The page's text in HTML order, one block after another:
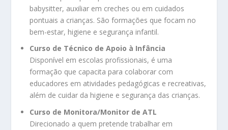
babysitter, auxiliar em creches ou em cuidados
pontuais a crianças. São formações que focam no
bem-estar, higiene e segurança infantil.
Curso de Técnico de Apoio à Infância
Disponível em escolas profissionais, é uma
formação que capacita para colaborar com
educadores em atividades pedagógicas e recreativas,
além de cuidar da higiene e segurança das crianças.
Curso de Monitora/Monitor de ATL
Direcionado a quem pretende trabalhar em